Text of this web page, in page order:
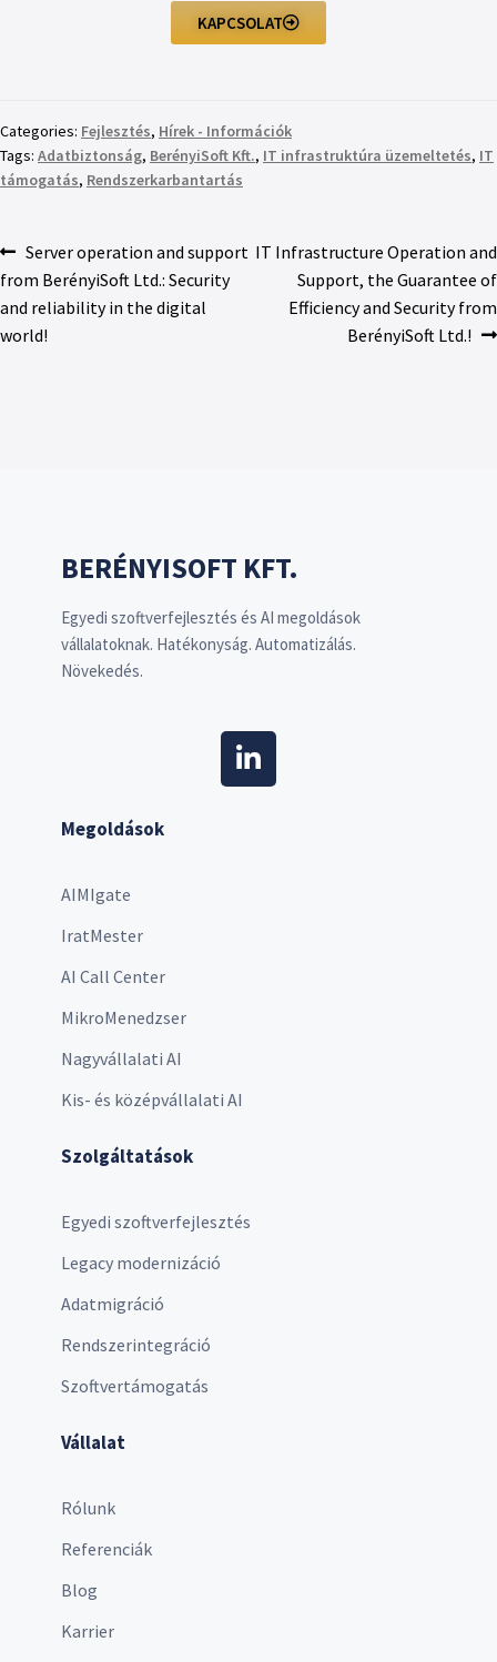
KAPCSOLAT
Categories: Fejlesztés, Hírek - Információk
Tags: Adatbiztonság, BerényiSoft Kft., IT infrastruktúra üzemeltetés, IT
támogatás, Rendszerkarbantartás
Server operation and support
from BerényiSoft Ltd.: Security
and reliability in the digital
world!
IT Infrastructure Operation and
Support, the Guarantee of
Efficiency and Security from
BerényiSoft Ltd.!
BERÉNYISOFT KFT.
Egyedi szoftverfejlesztés és AI megoldások
vállalatoknak. Hatékonyság. Automatizálás.
Növekedés.
Megoldások
AIMIgate
IratMester
AI Call Center
MikroMenedzser
Nagyvállalati AI
Kis- és középvállalati AI
Szolgáltatások
Egyedi szoftverfejlesztés
Legacy modernizáció
Adatmigráció
Rendszerintegráció
Szoftvertámogatás
Vállalat
Rólunk
Referenciák
Blog
Karrier